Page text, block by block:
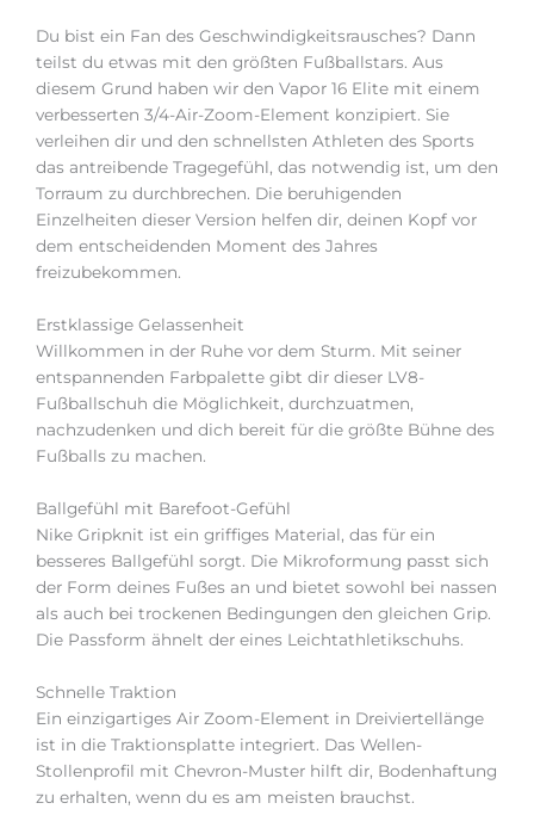
Du bist ein Fan des Geschwindigkeitsrausches? Dann
teilst du etwas mit den größten Fußballstars. Aus
diesem Grund haben wir den Vapor 16 Elite mit einem
verbesserten 3/4-Air-Zoom-Element konzipiert. Sie
verleihen dir und den schnellsten Athleten des Sports
das antreibende Tragegefühl, das notwendig ist, um den
Torraum zu durchbrechen. Die beruhigenden
Einzelheiten dieser Version helfen dir, deinen Kopf vor
dem entscheidenden Moment des Jahres
freizubekommen.
Erstklassige Gelassenheit
Willkommen in der Ruhe vor dem Sturm. Mit seiner
entspannenden Farbpalette gibt dir dieser LV8-
Fußballschuh die Möglichkeit, durchzuatmen,
nachzudenken und dich bereit für die größte Bühne des
Fußballs zu machen.
Ballgefühl mit Barefoot-Gefühl
Nike Gripknit ist ein griffiges Material, das für ein
besseres Ballgefühl sorgt. Die Mikroformung passt sich
der Form deines Fußes an und bietet sowohl bei nassen
als auch bei trockenen Bedingungen den gleichen Grip.
Die Passform ähnelt der eines Leichtathletikschuhs.
Schnelle Traktion
Ein einzigartiges Air Zoom-Element in Dreiviertellänge
ist in die Traktionsplatte integriert. Das Wellen-
Stollenprofil mit Chevron-Muster hilft dir, Bodenhaftung
zu erhalten, wenn du es am meisten brauchst.